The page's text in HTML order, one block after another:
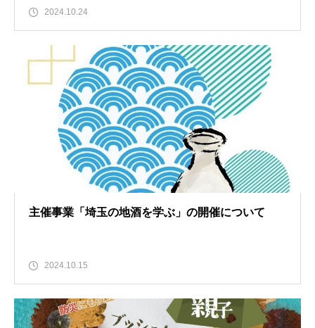
2024.10.24
主催事業「埼玉の地酒を学ぶ」の開催について
2024.10.15